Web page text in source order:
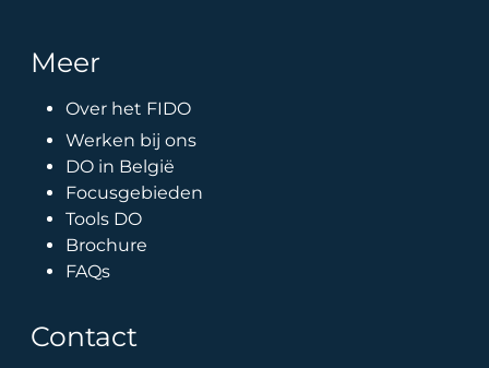
Meer
Over het FIDO
Werken bij ons
DO in België
Focusgebieden
Tools DO
Brochure
FAQs
Contact